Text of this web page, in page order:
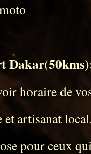
horaire de
et artisanat
pour ceux